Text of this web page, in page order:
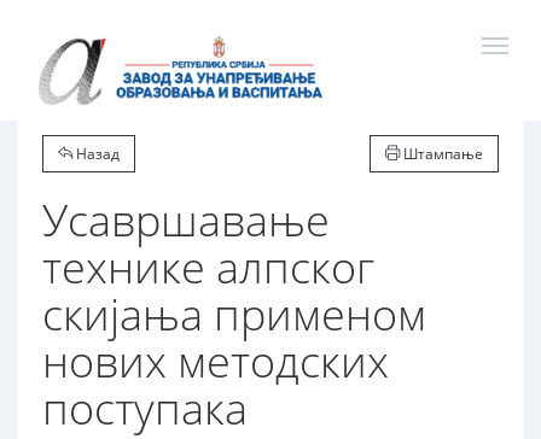
Назад Штампање
Усавршавање
технике алпског
скијања применом
нових методских
поступака